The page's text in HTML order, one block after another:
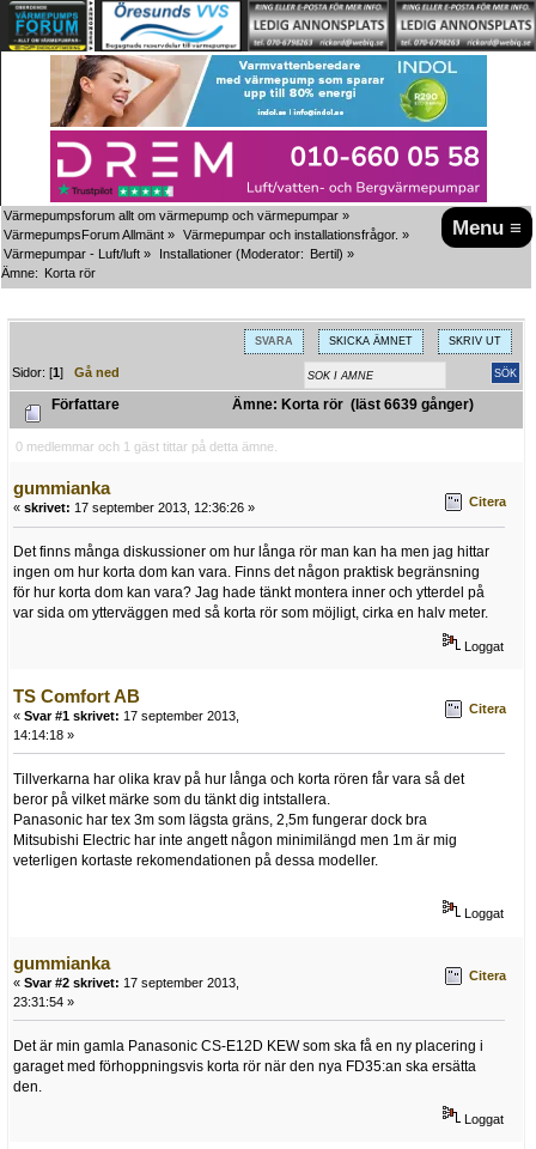
Menu ≡
Värmepumpsforum allt om värmepump och värmepumpar »
VärmepumpsForum Allmänt » Värmepumpar och installationsfrågor. »
Värmepumpar - Luft/luft » Installationer (Moderator: Bertil) »
Ämne: Korta rör
SVARA SKICKA ÄMNET SKRIV UT
Sidor: [1]Gå ned
Författare Ämne: Korta rör (läst 6639 gånger)
0 medlemmar och 1 gäst tittar på detta ämne.
gummianka
« skrivet: 17 september 2013, 12:36:26 » Citera
Det finns många diskussioner om hur långa rör man kan ha men jag hittar
ingen om hur korta dom kan vara. Finns det någon praktisk begränsning
för hur korta dom kan vara? Jag hade tänkt montera inner och ytterdel på
var sida om ytterväggen med så korta rör som möjligt, cirka en halv meter.
Loggat
TS Comfort AB
« Svar #1 skrivet: 17 september 2013,
14:14:18 »
Citera
Tillverkarna har olika krav på hur långa och korta rören får vara så det
beror på vilket märke som du tänkt dig intstallera.
Panasonic har tex 3m som lägsta gräns, 2,5m fungerar dock bra
Mitsubishi Electric har inte angett någon minimilängd men 1m är mig
veterligen kortaste rekomendationen på dessa modeller.
Loggat
gummianka
« Svar #2 skrivet: 17 september 2013,
23:31:54 »
Citera
Det är min gamla Panasonic CS-E12D KEW som ska få en ny placering i
garaget med förhoppningsvis korta rör när den nya FD35:an ska ersätta
den.
Loggat